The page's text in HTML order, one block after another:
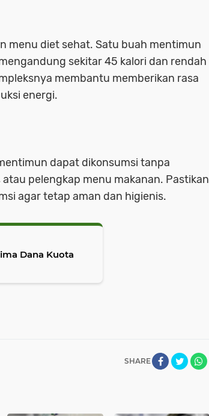
menu diet sehat. Satu buah mentimun
sekitar 45 kalori dan rendah
membantu memberikan rasa
energi.
dapat dikonsumsi tanpa
pelengkap menu makanan. Pastikan
agar tetap aman dan higienis.
Dana Kuota
SHARE